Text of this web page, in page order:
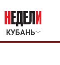
КУБАНЬ﹀